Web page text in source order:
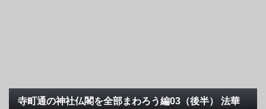
寺町通の神社仏閣を全部まわろう編03（後半） 法華